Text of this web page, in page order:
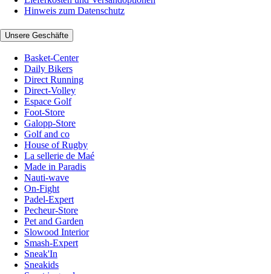
Hinweis zum Datenschutz
Unsere Geschäfte
Basket-Center
Daily Bikers
Direct Running
Direct-Volley
Espace Golf
Foot-Store
Galopp-Store
Golf and co
House of Rugby
La sellerie de Maé
Made in Paradis
Nauti-wave
On-Fight
Padel-Expert
Pecheur-Store
Pet and Garden
Slowood Interior
Smash-Expert
Sneak'In
Sneakids